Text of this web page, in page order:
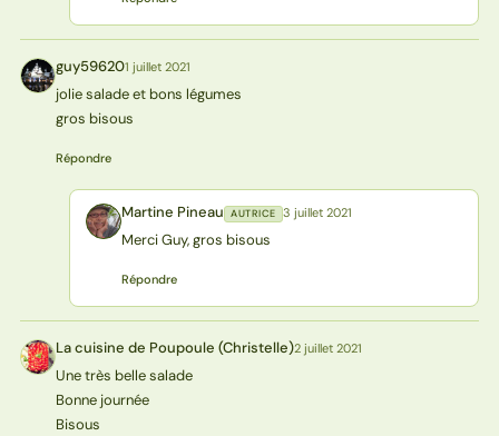
G guy596201 juillet 2021
jolie salade et bons légumes
gros bisous
Répondre
MP Martine Pineau AUTRICE 3 juillet 2021
Merci Guy, gros bisous
Répondre
L( La cuisine de Poupoule (Christelle)2 juillet 2021
Une très belle salade
Bonne journée
Bisous